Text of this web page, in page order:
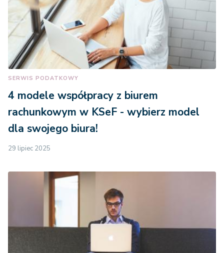
SERWIS PODATKOWY
4 modele współpracy z biurem
rachunkowym w KSeF - wybierz model
dla swojego biura!
29 lipiec 2025